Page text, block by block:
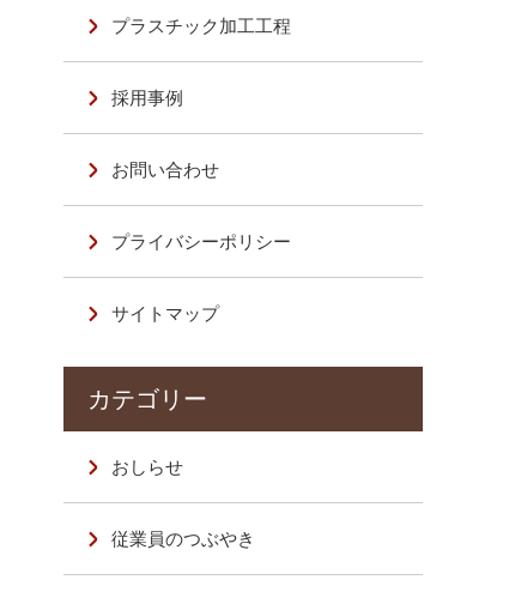
プラスチック加工工程
採用事例
お問い合わせ
プライバシーポリシー
サイトマップ
おしらせ
従業員のつぶやき